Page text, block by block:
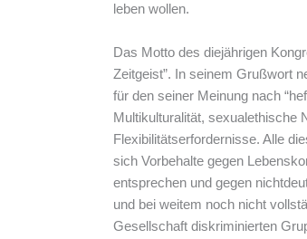
leben wollen.
Das Motto des diejährigen
Zeitgeist”. In seinem Grußwort
für den seiner Meinung nach
Multikulturalität, sexualethische
Flexibilitätserfordernisse. Alle
sich Vorbehalte gegen
entsprechen und gegen
und bei weitem noch nicht
Gesellschaft diskriminierten